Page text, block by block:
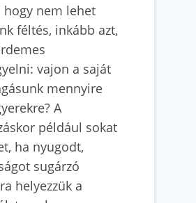
hogy nem lehet
féltés, inkább azt,
vajon a saját
mennyire
A
például sokat
ha nyugodt,
sugárzó
helyezzük a